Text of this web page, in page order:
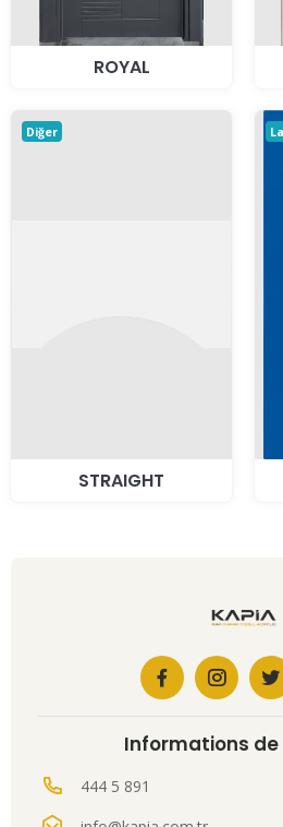
ROYAL
Diğer
STRAIGHT
Informations
444 5 891